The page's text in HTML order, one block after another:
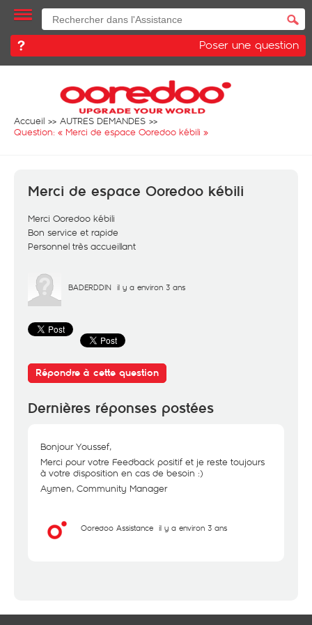
Poser une question
Accueil
AUTRES DEMANDES
Question: « Merci de espace Ooredoo kébili »
Merci de espace Ooredoo kébili
Merci Ooredoo kébili
Bon service et rapide
Personnel très accueillant
BADERDDIN il y a environ 3 ans
Répondre à cette question
Dernières réponses postées
Bonjour Youssef,
Merci pour votre Feedback positif et je reste toujours
à votre disposition en cas de besoin :)
Aymen, Community Manager
Ooredoo Assistance il y a environ 3 ans